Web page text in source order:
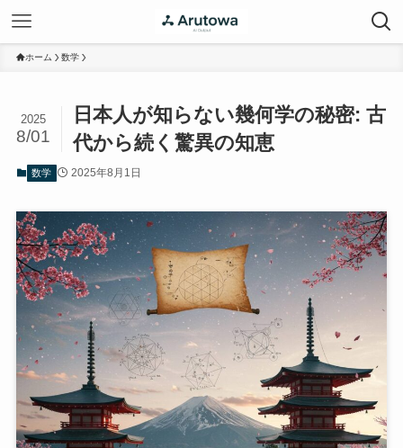
ホーム 数学
日本人が知らない幾何学の秘密: 古
代から続く驚異の知恵
2025
8/01
数学 2025年8月1日